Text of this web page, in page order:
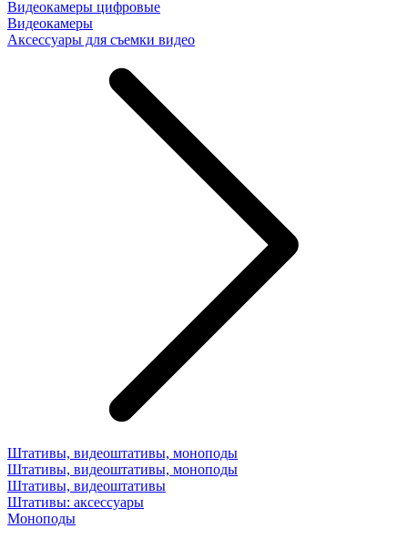
Видеокамеры цифровые
Видеокамеры
Аксессуары для съемки видео
Штативы, видеоштативы, моноподы
Штативы, видеоштативы, моноподы
Штативы, видеоштативы
Штативы: аксессуары
Моноподы